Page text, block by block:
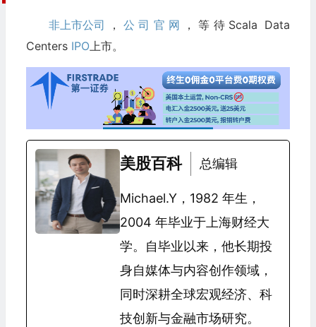
非上市公司 ，公司官网
，等待Scala Data
Centers IPO上市。
美股百科 总编辑
Michael.Y，1982 年生，
2004 年毕业于上海财经大
学。自毕业以来，他长期投
身自媒体与内容创作领域，
同时深耕全球宏观经济、科
技创新与金融市场研究。